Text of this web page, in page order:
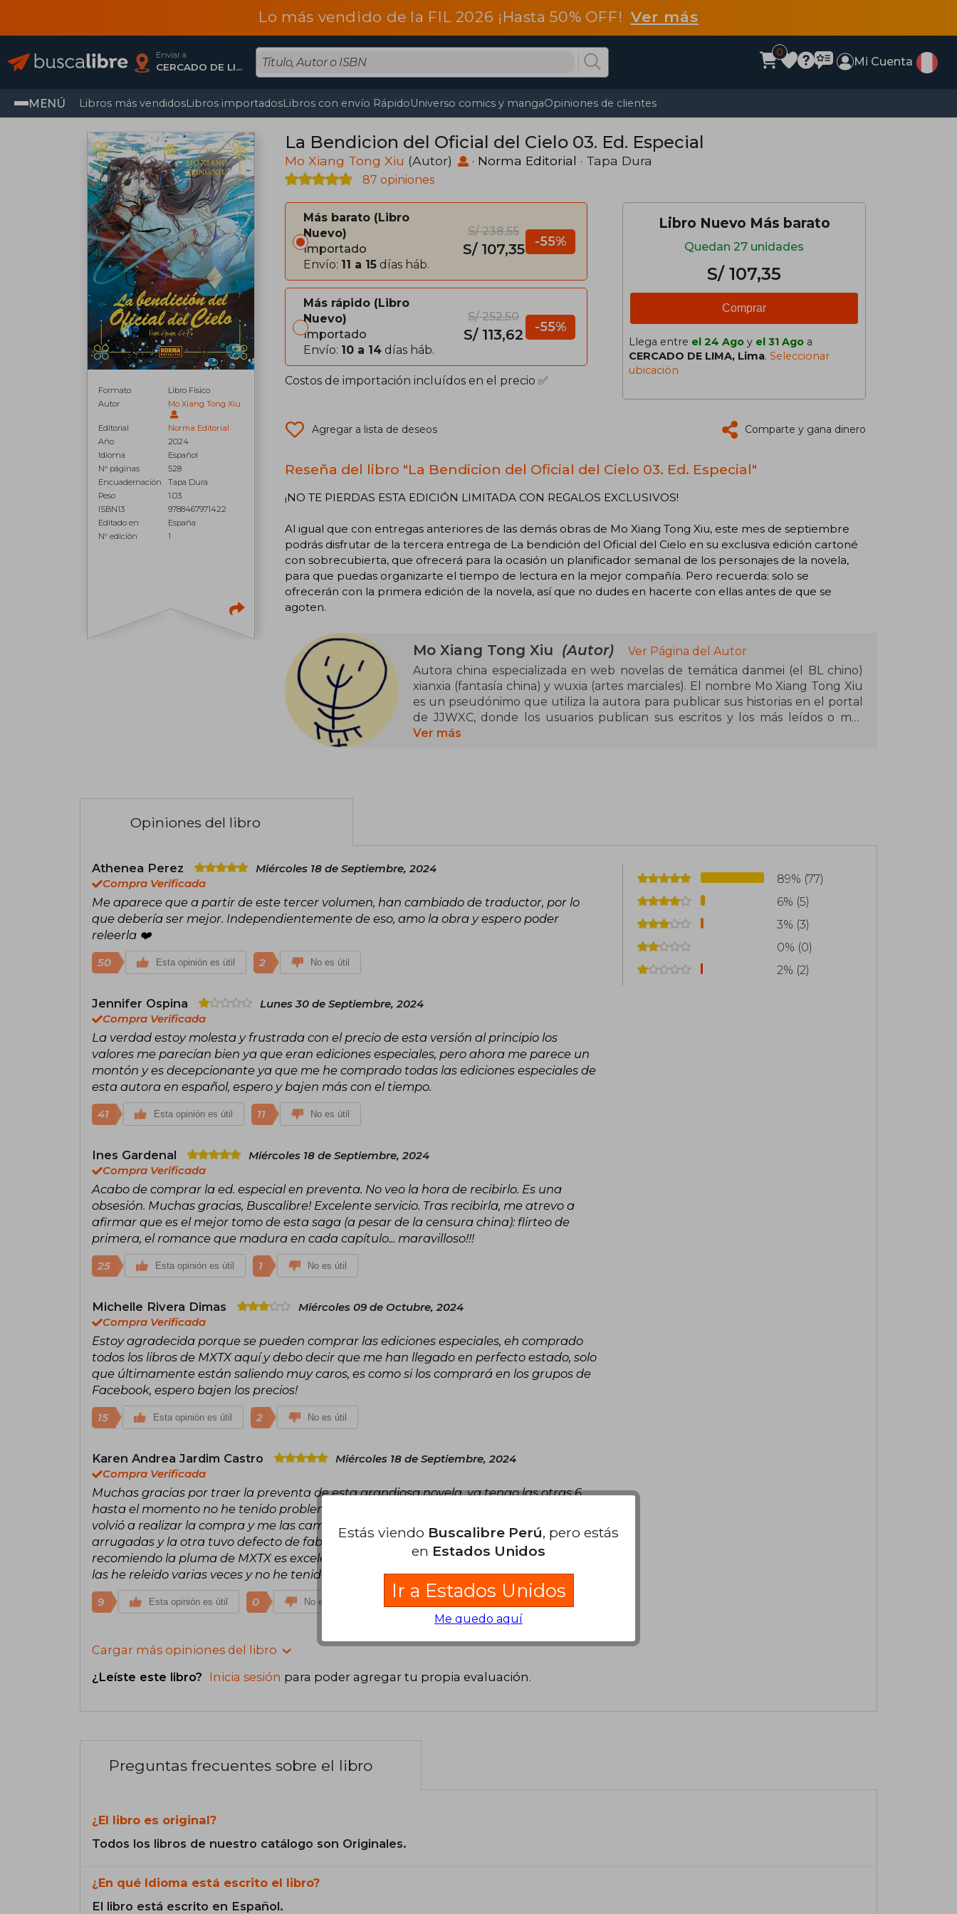
Lo más vendido de la FIL 2026 ¡Hasta 50% OFF! Ver más
Enviar a
CERCADO DE LIMA, Lima
0
Mi Cuenta
MENÚ Libros más vendidosLibros importadosLibros con envío RápidoUniverso comics y mangaOpiniones de clientes
Formato
Libro Físico
Autor
Mo Xiang Tong Xiu
Editorial
Norma Editorial
Año
2024
Idioma
Español
N° páginas
528
Encuadernación
Tapa Dura
Peso
1.03
ISBN13
9788467971422
Editado en
España
N° edición
1
La Bendicion del Oficial del Cielo 03. Ed. Especial
Mo Xiang Tong Xiu (Autor) · Norma Editorial · Tapa Dura
87 opiniones
Más barato
Libro
Nuevo
Importado
Envío: 11 a 15 días háb.
S/ 238,55
S/ 107,35 -55%
Más rápido
Libro
Nuevo
Importado
Envío: 10 a 14 días háb.
S/ 252,50
S/ 113,62 -55%
Costos de importación incluídos en el precio ✅
Libro Nuevo Más barato
Quedan 27 unidades
S/ 107,35
Comprar
Llega entre el 24 Ago y el 31 Ago a
CERCADO DE LIMA, Lima. Seleccionar
ubicación
Agregar a lista de deseos Comparte y gana dinero
Reseña del libro "La Bendicion del Oficial del Cielo 03. Ed. Especial"
¡NO TE PIERDAS ESTA EDICIÓN LIMITADA CON REGALOS EXCLUSIVOS!
Al igual que con entregas anteriores de las demás obras de Mo Xiang Tong Xiu, este mes de septiembre
podrás disfrutar de la tercera entrega de La bendición del Oficial del Cielo en su exclusiva edición cartoné
con sobrecubierta, que ofrecerá para la ocasión un planificador semanal de los personajes de la novela,
para que puedas organizarte el tiempo de lectura en la mejor compañía. Pero recuerda: solo se
ofrecerán con la primera edición de la novela, así que no dudes en hacerte con ellas antes de que se
agoten.
Mo Xiang Tong Xiu (Autor)
Ver Página del Autor
Autora china especializada en web novelas de temática danmei (el BL chino)
xianxia (fantasía china) y wuxia (artes marciales). El nombre Mo Xiang Tong Xiu
es un pseudónimo que utiliza la autora para publicar sus historias en el portal
de JJWXC, donde los usuarios publican sus escritos y los más leídos o más
populares pueden conseguir que sus obras se publiquen en físico. Al tratarse
Villain’s Self-Saving System, Grandmaster of Demonic Cultivation y Heaven
editorial china PINSIN STUDIO (pasadas por el filtro de la censura). Cada una
de sus novelas cuenta con varias adaptaciones al comic (manhua), animación
(donghua) e, incluso, series de acción real.
Ver más
Opiniones del libro
Athenea Perez
Miércoles 18 de Septiembre, 2024
Compra Verificada
Me aparece que a partir de este tercer volumen, han cambiado de traductor, por lo
que debería ser mejor. Independientemente de eso, amo la obra y espero poder
releerla ❤️
50 Esta opinión es útil 2 No es útil
Jennifer Ospina
Lunes 30 de Septiembre, 2024
Compra Verificada
La verdad estoy molesta y frustrada con el precio de esta versión al principio los
valores me parecían bien ya que eran ediciones especiales, pero ahora me parece un
montón y es decepcionante ya que me he comprado todas las ediciones especiales de
esta autora en español, espero y bajen más con el tiempo.
41 Esta opinión es útil 11 No es útil
Ines Gardenal
Miércoles 18 de Septiembre, 2024
Compra Verificada
Acabo de comprar la ed. especial en preventa. No veo la hora de recibirlo. Es una
obsesión. Muchas gracias, Buscalibre! Excelente servicio. Tras recibirla, me atrevo a
afirmar que es el mejor tomo de esta saga (a pesar de la censura china): flirteo de
primera, el romance que madura en cada capítulo... maravilloso!!!
25 Esta opinión es útil 1 No es útil
Michelle Rivera Dimas
Miércoles 09 de Octubre, 2024
Compra Verificada
Estoy agradecida porque se pueden comprar las ediciones especiales, eh comprado
todos los libros de MXTX aquí y debo decir que me han llegado en perfecto estado, solo
que últimamente están saliendo muy caros, es como si los comprará en los grupos de
Facebook, espero bajen los precios!
15 Esta opinión es útil 2 No es útil
Karen Andrea Jardim Castro
Miércoles 18 de Septiembre, 2024
Compra Verificada
Muchas gracias por traer la preventa de esta grandiosa novela, ya tengo las otras 6,
hasta el momento no he tenido problemas solo dos que llegaron dañadas y buscalibre
volvió a realizar la compra y me las cambio, una novela llego con las esquinas
arrugadas y la otra tuvo defecto de fabrica porque los pines estaban rayados, lo super
recomiendo la pluma de MXTX es excelente y la calidad de las novelas es muy buena,
las he releido varias veces y no he tenido ningún problema con las paginas
9 Esta opinión es útil 0 No es útil
Cargar más opiniones del libro
¿Leíste este libro? Inicia sesión para poder agregar tu propia evaluación.
89% (77)
6% (5)
3% (3)
0% (0)
2% (2)
Preguntas frecuentes sobre el libro
¿El libro es original?
Todos los libros de nuestro catálogo son Originales.
¿En qué Idioma está escrito el libro?
El libro está escrito en Español.
Estás viendo Buscalibre Perú, pero estás
en Estados Unidos
Ir a Estados Unidos
Me quedo aquí